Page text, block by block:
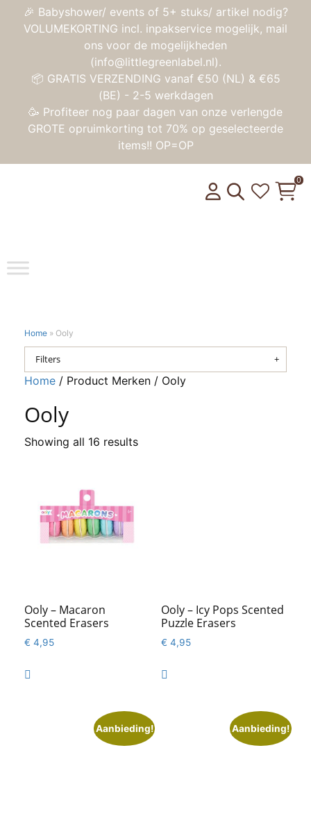
🎉 Babyshower/ events of 5+ stuks/ artikel nodig?
VOLUMEKORTING incl. inpakservice mogelijk, mail
ons voor de mogelijkheden
(info@littlegreenlabel.nl).
📦 GRATIS VERZENDING vanaf €50 (NL) & €65
(BE) - 2-5 werkdagen
🥳 Profiteer nog paar dagen van onze verlengde
GROTE opruimkorting tot 70% op geselecteerde
items!! OP=OP
Toggle
0
Home » Ooly
Home / Product Merken / Ooly
Ooly
Showing all 16 results
Ooly – Macaron
Scented Erasers
€ 4,95

Ooly – Icy Pops Scented
Puzzle Erasers
€ 4,95

Aanbieding! Aanbieding!
Filters